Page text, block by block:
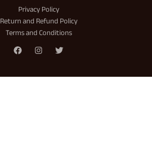
Privacy Policy
Return and Refund Policy
Terms and Conditions